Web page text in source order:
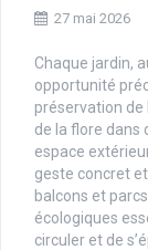
27 mai 2026
Chaque jardin,
opportunité
préservation de
de la flore dans
espace
geste concret
balcons et
écologiques
circuler et de